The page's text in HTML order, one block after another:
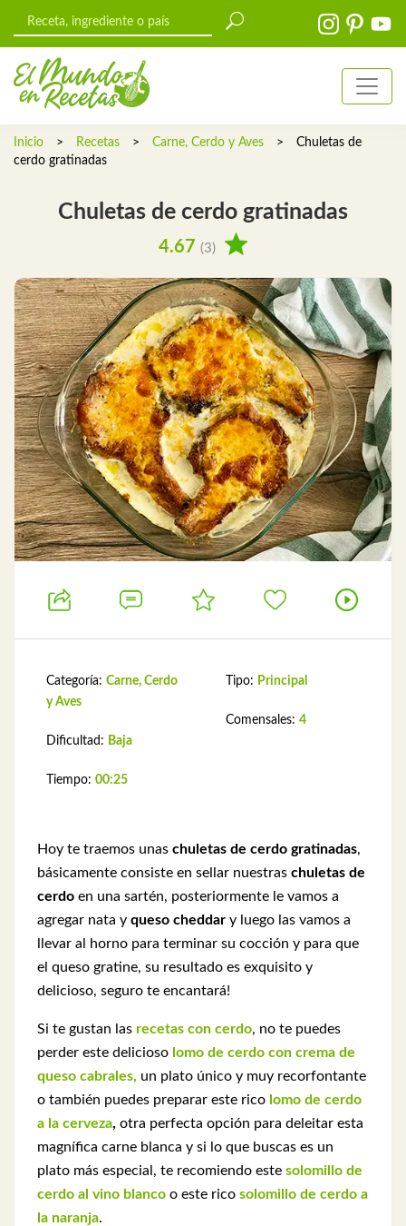
Inicio > Recetas > Carne, Cerdo y Aves >
Chuletas de
cerdo gratinadas
Chuletas de cerdo gratinadas
4.67 (3)
Categoría: Carne, Cerdo
y Aves
Dificultad: Baja
Tiempo: 00:25
Tipo: Principal
Comensales: 4
Hoy te traemos unas chuletas de cerdo gratinadas,
básicamente consiste en sellar nuestras chuletas de
cerdo en una sartén, posteriormente le vamos a
agregar nata y queso cheddar y luego las vamos a
llevar al horno para terminar su cocción y para que
el queso gratine, su resultado es exquisito y
delicioso, seguro te encantará!
Si te gustan las recetas con cerdo, no te puedes
perder este delicioso lomo de cerdo con crema de
queso cabrales, un plato único y muy recorfontante
o también puedes preparar este rico lomo de cerdo
a la cerveza, otra perfecta opción para deleitar esta
magnífica carne blanca y si lo que buscas es un
plato más especial, te recomiendo este solomillo de
cerdo al vino blanco o este rico solomillo de cerdo a
la naranja.